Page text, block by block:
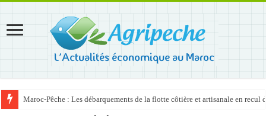
Maroc-Pêche : Les débarquements de la flotte côtière et artisanale en recul